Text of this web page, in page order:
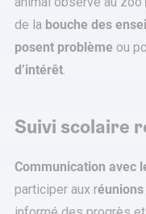
de la bouche des
posent problème ou
d’intérêt.
Suivi scolaire
Communication avec
participer aux r